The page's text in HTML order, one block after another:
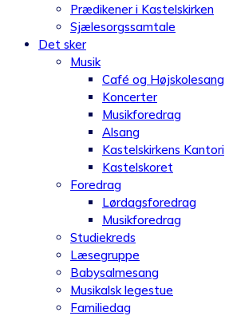
Prædikener i Kastelskirken
Sjælesorgssamtale
Det sker
Musik
Café og Højskolesang
Koncerter
Musikforedrag
Alsang
Kastelskirkens Kantori
Kastelskoret
Foredrag
Lørdagsforedrag
Musikforedrag
Studiekreds
Læsegruppe
Babysalmesang
Musikalsk legestue
Familiedag